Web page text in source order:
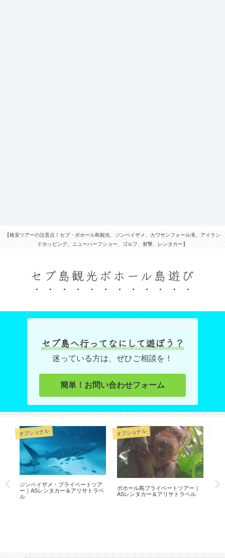
【格安ツアーの注意点！セブ・ボホール島観光、ジンベイザメ、カワサンフォール滝、アイラン
ドホッピング、ニューハーフショー、ゴルフ、射撃、レンタカー】
セブ島観光ボホール島遊び
セブ島へ行ってなにして遊ぼう？
迷っている方は、ぜひご相談を！
簡単！お問い合わせフォーム
オプショナル
ジンベイザメ・プライベートツア
ー｜ASレンタカー＆アリサトラベ
ル
オプショナル
ボホール島プライベートツアー｜
ASレンタカー＆アリサトラベル
セ